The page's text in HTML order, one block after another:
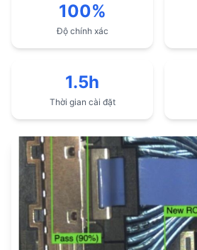
100%
Độ chính xác
1.5h
Thời gian cài đặt